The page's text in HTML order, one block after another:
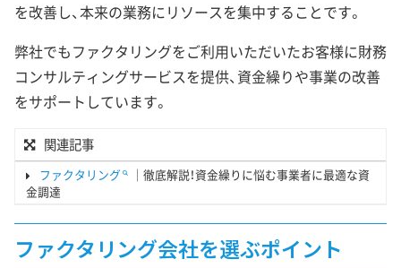
を改善し、本来の業務にリソースを集中することです。
弊社でもファクタリングをご利用いただいたお客様に財務
コンサルティングサービスを提供、資金繰りや事業の改善
をサポートしています。
関連記事
ファクタリング
｜徹底解説！資金繰りに悩む事業者に最適な資
金調達
ファクタリング会社を選ぶポイント